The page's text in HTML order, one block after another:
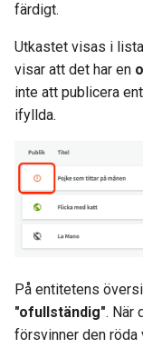
färdigt.
Utkastet visas i
visar att det har en
inte att publicera
ifyllda.
På entitetens
"ofullständig". När
försvinner den röda